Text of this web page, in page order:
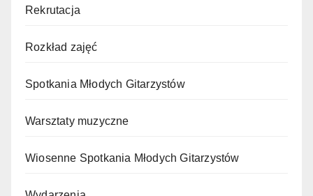
Rekrutacja
Rozkład zajęć
Spotkania Młodych Gitarzystów
Warsztaty muzyczne
Wiosenne Spotkania Młodych Gitarzystów